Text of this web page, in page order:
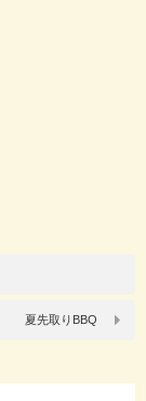
夏先取りBBQ